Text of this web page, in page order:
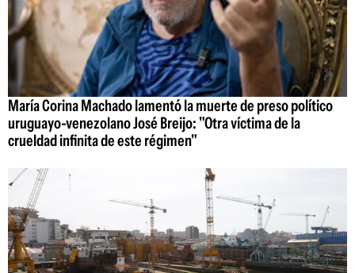
María Corina Machado lamentó la muerte de preso político
uruguayo-venezolano José Breijo: "Otra víctima de la
crueldad infinita de este régimen"